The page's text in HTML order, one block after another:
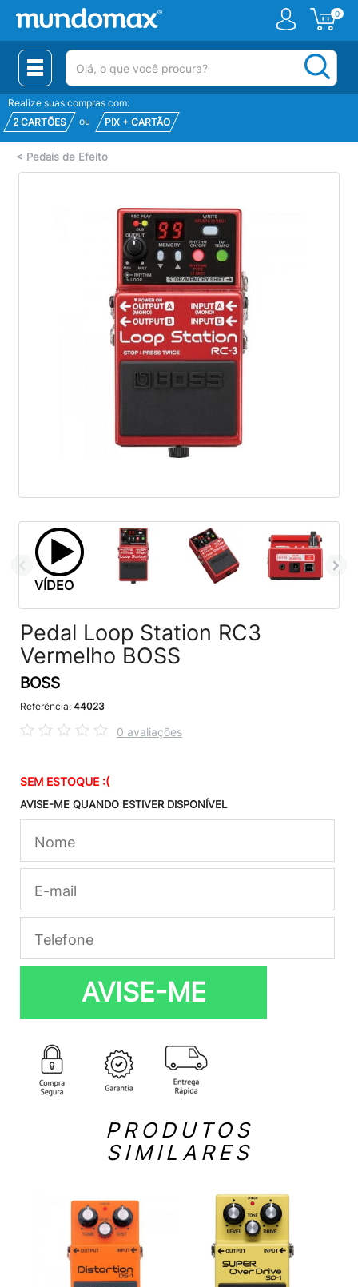
0
(pesquisar)
Realize suas compras com:
2 CARTÕES
ou PIX + CARTÃO
< Pedais de Efeito
VÍDEO
Pedal Loop Station RC3
Vermelho BOSS
BOSS
Referência: 44023
0 avaliações
SEM ESTOQUE :(
AVISE-ME QUANDO ESTIVER DISPONÍVEL
AVISE-ME
PRODUTOS
SIMILARES